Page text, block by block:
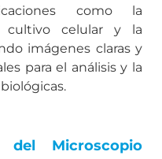
como la
cultivo celular y la
imágenes claras y
para el análisis y la
del Microscopio